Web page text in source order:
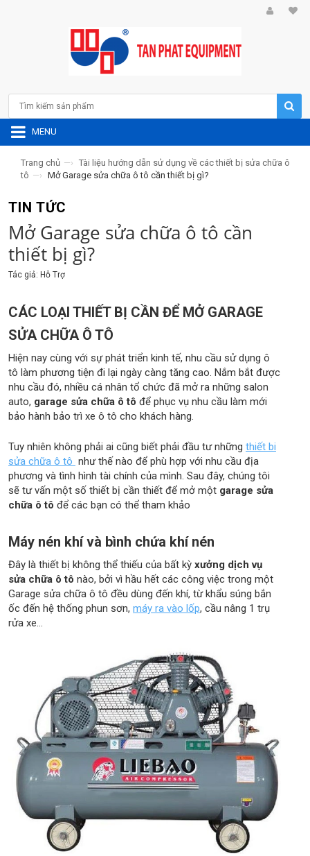
MENU
Trang chủ —› Tài liệu hướng dẫn sử dụng về các thiết bị sửa chữa ô
tô —› Mở Garage sửa chữa ô tô cần thiết bị gì?
TIN TỨC
Mở Garage sửa chữa ô tô cần
thiết bị gì?
Tác giả: Hỗ Trợ
CÁC LOẠI THIẾT BỊ CẦN ĐỂ MỞ GARAGE
SỬA CHỮA Ô TÔ
Hiện nay cùng với sự phát triển kinh tế, nhu cầu sử dụng ô
tô làm phương tiện đi lại ngày càng tăng cao. Nắm bắt được
nhu cầu đó, nhiều cá nhân tổ chức đã mở ra những salon
auto, garage sửa chữa ô tô để phục vụ nhu cầu làm mới
bảo hành bảo trì xe ô tô cho khách hàng.
Tuy nhiên không phải ai cũng biết phải đầu tư những thiết bi
sửa chữa ô tô như thế nào để phù hợp với nhu cầu địa
phương và tình hình tài chính của mình. Sau đây, chúng tôi
sẽ tư vấn một số thiết bị cần thiết để mở một garage sửa
chữa ô tô để các bạn có thể tham khảo
Máy nén khí và bình chứa khí nén
Đây là thiết bị không thể thiếu của bất kỳ xưởng dịch vụ
sửa chữa ô tô nào, bởi vì hầu hết các công việc trong một
Garage sửa chữa ô tô đều dùng đến khí, từ khẩu súng bắn
ốc đến hệ thống phun sơn, máy ra vào lốp, cầu nâng 1 trụ
rửa xe...